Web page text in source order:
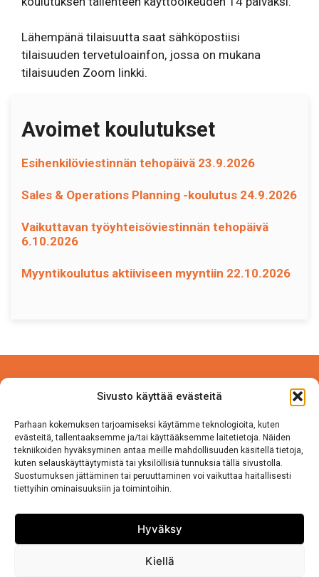
Sivusto käyttää evästeitä
Parhaan kokemuksen tarjoamiseksi käytämme teknologioita, kuten
evästeitä, tallentaaksemme ja/tai käyttääksemme laitetietoja. Näiden
tekniikoiden hyväksyminen antaa meille mahdollisuuden käsitellä tietoja,
kuten selauskäyttäytymistä tai yksilöllisiä tunnuksia tällä sivustolla.
Suostumuksen jättäminen tai peruuttaminen voi vaikuttaa haitallisesti
tiettyihin ominaisuuksiin ja toimintoihin.
Hyväksy
Kiellä
Lähempänä tilaisuutta saat sähköpostiisi
tilaisuuden tervetuloainfon, jossa on mukana
tilaisuuden Zoom linkki.
Avoimet koulutukset
Esihenkilöviestinnän tehopäivä 23.9.2026
Sales & Operations Planning -koulutus 24.9.2026
Vaikuttavan työyhteisöviestinnän tehopäivä
6.10.2026
Myyntikoulutus aktiiviseen myyntiin 22.10.2026
Tehtaantie 5 A 4
14500 IITTALA
Puh. 050 570 8163
Sivuston käyttö ja Tietosuojalauseke